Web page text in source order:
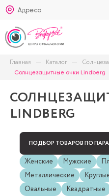
Адреса
Главная Каталог
Солнцезащитные очки Lindberg
LINDBERG
ПОДБОР ТОВАРОВ ПО
Женские Мужские
Металлические
Овальные
Квадратные